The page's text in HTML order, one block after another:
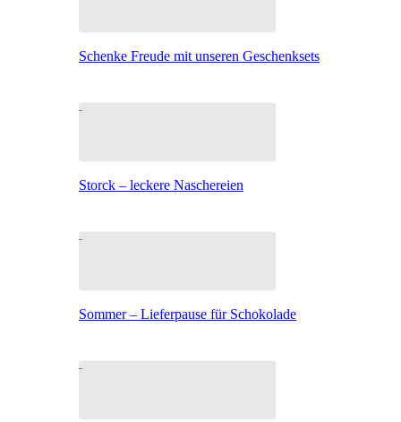
Schenke Freude mit unseren Geschenksets
Storck – leckere Naschereien
Sommer – Lieferpause für Schokolade